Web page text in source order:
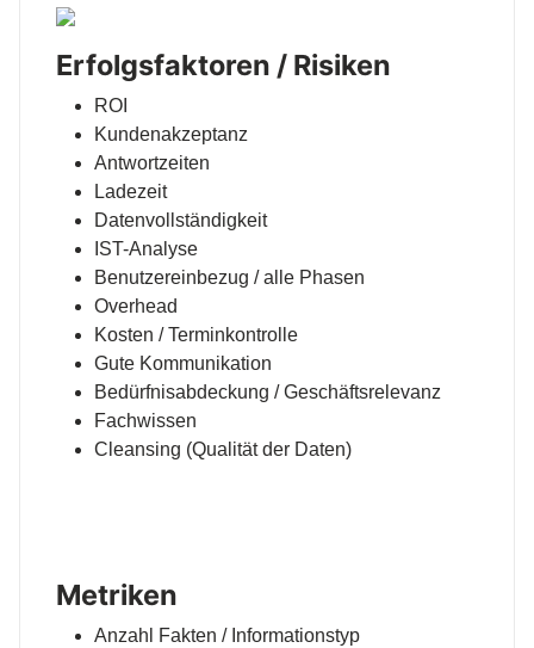
Erfolgsfaktoren / Risiken
ROI
Kundenakzeptanz
Antwortzeiten
Ladezeit
Datenvollständigkeit
IST-Analyse
Benutzereinbezug / alle Phasen
Overhead
Kosten / Terminkontrolle
Gute Kommunikation
Bedürfnisabdeckung / Geschäftsrelevanz
Fachwissen
Cleansing (Qualität der Daten)
Metriken
Anzahl Fakten / Informationstyp